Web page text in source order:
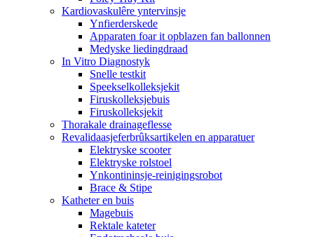
Kardiovaskulêre yntervinsje
Ynfierderskede
Apparaten foar it opblazen fan ballonnen
Medyske liedingdraad
In Vitro Diagnostyk
Snelle testkit
Speekselkolleksjekit
Firuskolleksjebuis
Firuskolleksjekit
Thorakale drainageflesse
Revalidaasjeferbrûksartikelen en apparatuer
Elektryske scooter
Elektryske rolstoel
Ynkontininsje-reinigingsrobot
Brace & Stipe
Katheter en buis
Magebuis
Rektale kateter